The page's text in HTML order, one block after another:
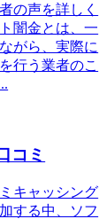
の声を詳しく
闇金とは、一
がら、実際に
行う業者のこ
コミ
キャッシング
する中、ソフ